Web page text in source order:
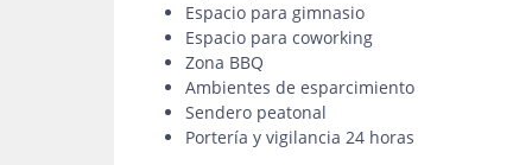
Espacio para gimnasio
Espacio para coworking
Zona BBQ
Ambientes de esparcimiento
Sendero peatonal
Portería y vigilancia 24 horas